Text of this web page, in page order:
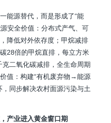
能源替代，而是形成了“能
安全价值：分布式产气、可
降低对外依存度；甲烷减排
28倍的甲烷直排，每立方米
二氧化碳减排，全生命周期
值：构建“有机废弃物→能源
同步解决农村面源污染与土
产业进入黄金窗口期